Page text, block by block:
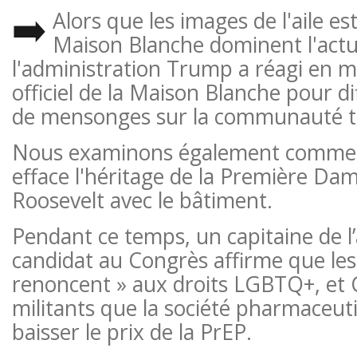
➡️ Alors que les images de l'aile
Maison Blanche dominent
l'administration Trump a réagi en
officiel de la Maison Blanche pour
de mensonges sur la communauté
Nous examinons également
efface l'héritage de la Première
Roosevelt avec le bâtiment.
Pendant ce temps, un capitaine de
candidat au Congrès affirme que
renoncent » aux droits LGBTQ+, et
militants que la société
baisser le prix de la PrEP.